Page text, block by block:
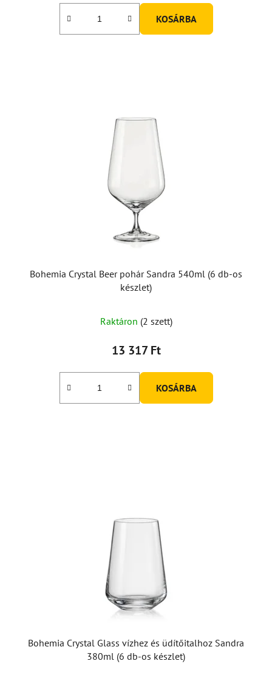
KOSÁRBA
Bohemia Crystal Beer pohár Sandra 540ml (6 db-os
készlet)
Raktáron (2 szett)
13 317 Ft
KOSÁRBA
Bohemia Crystal Glass vízhez és üdítőitalhoz Sandra
380ml (6 db-os készlet)